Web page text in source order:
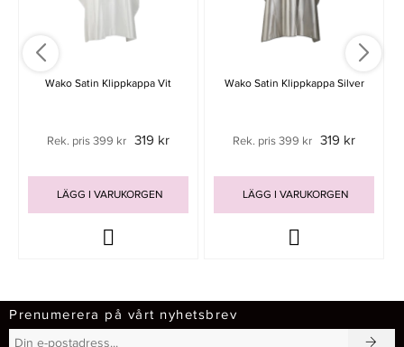
Wako Satin Klippkappa Vit
Rek. pris 399 kr 319 kr
LÄGG I VARUKORGEN
Wako Satin Klippkappa Silver
Rek. pris 399 kr 319 kr
LÄGG I VARUKORGEN
Prenumerera på vårt nyhetsbrev